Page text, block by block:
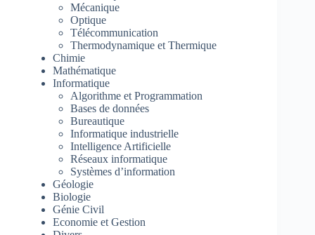
Mécanique
Optique
Télécommunication
Thermodynamique et Thermique
Chimie
Mathématique
Informatique
Algorithme et Programmation
Bases de données
Bureautique
Informatique industrielle
Intelligence Artificielle
Réseaux informatique
Systèmes d’information
Géologie
Biologie
Génie Civil
Economie et Gestion